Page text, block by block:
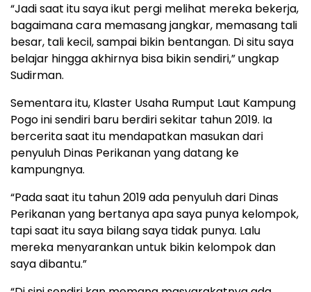
“Jadi saat itu saya ikut pergi melihat mereka bekerja,
bagaimana cara memasang jangkar, memasang tali
besar, tali kecil, sampai bikin bentangan. Di situ saya
belajar hingga akhirnya bisa bikin sendiri,” ungkap
Sudirman.
Sementara itu, Klaster Usaha Rumput Laut Kampung
Pogo ini sendiri baru berdiri sekitar tahun 2019. Ia
bercerita saat itu mendapatkan masukan dari
penyuluh Dinas Perikanan yang datang ke
kampungnya.
“Pada saat itu tahun 2019 ada penyuluh dari Dinas
Perikanan yang bertanya apa saya punya kelompok,
tapi saat itu saya bilang saya tidak punya. Lalu
mereka menyarankan untuk bikin kelompok dan
saya dibantu.”